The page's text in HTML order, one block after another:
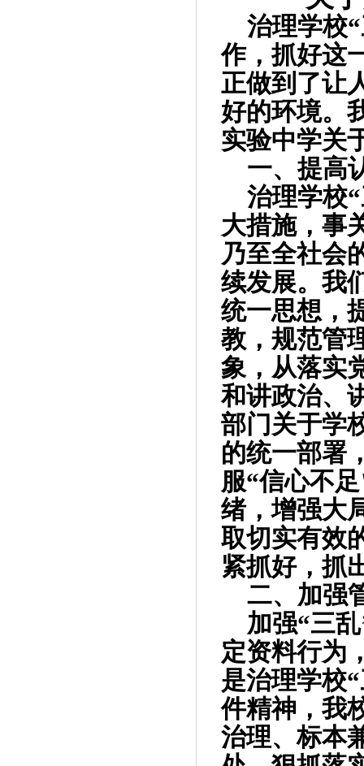
治理学校
作，抓好这
正做到了让
好的环境。
实验中学关
一、提高
治理学校
大措施，事
乃至全社会
续发展。我
统一思想，
教，规范管
象，从落实
和讲政治、
部门关于学
的统一部署
服“信心不足
绪，增强大
取切实有效
紧抓好，抓
二、加强
加强“三
定资料行为
是治理学校
件精神，我
治理、标本